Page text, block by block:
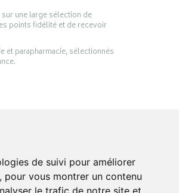
de suivi pour améliorer
vous montrer un contenu
le trafic de notre site et
une large sélection de
points fidélité et de recevoir
et parapharmacie, sélectionnés